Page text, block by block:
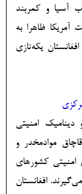
آسیا و کمربند
آمریکا ظاهرا به
یکه‌­تازی
امنیتی
موادمخدر و
امنیتی کشورهای
افغانستان